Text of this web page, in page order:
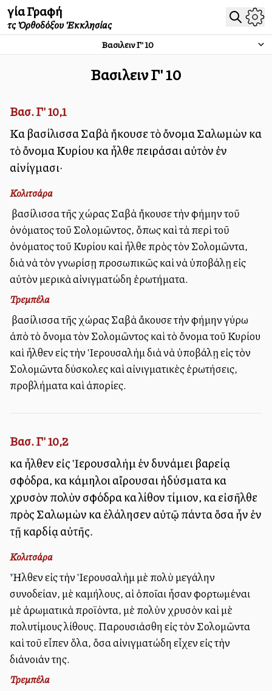
Ἁγία Γραφή
τῆς Ὀρθοδόξου Ἐκκλησίας
Βασιλειῶν Γ'10
Βασιλειῶν Γ'10
Βασ. Γ' 10,1
Καὶ βασίλισσα Σαβὰ ἤκουσε τὸ ὄνομα Σαλωμὼν καὶ
τὸ ὄνομα Κυρίου καὶ ἦλθε πειράσαι αὐτὸν ἐν
αἰνίγμασι·
Κολιτσάρα
Ἡ βασίλισσα τῆς χώρας Σαβὰ ἤκουσε τὴν φήμην τοῦ
ὀνόματος τοῦ Σολομῶντος, ὅπως καὶ τὰ περὶ τοῦ
ὀνόματος τοῦ Κυρίου καὶ ἦλθε πρὸς τὸν Σολομῶντα,
διὰ νὰ τὸν γνωρίσῃ προσωπικῶς καὶ νὰ ὑποβάλῃ εἰς
αὐτὸν μερικὰ αἰνιγματώδη ἐρωτήματα.
Τρεμπέλα
Ἡ βασίλισσα τῆς χώρας Σαβὰ ἄκουσε τὴν φήμην γύρω
ἀπὸ τὸ ὄνομα τὸν Σολομῶντος καὶ τὸ ὄνομα τοῦ Κυρίου
καὶ ἦλθεν εἰς τὴν Ἱερουσαλὴμ διὰ νὰ ὑποβάλῃ εἰς τὸν
Σολομῶντα δύσκολες καὶ αἰνιγματικὲς ἐρωτήσεις,
προβλήματα καὶ ἀπορίες.
Βασ. Γ' 10,2
καὶ ἦλθεν εἰς Ἱερουσαλὴμ ἐν δυνάμει βαρείᾳ
σφόδρα, καὶ κάμηλοι αἴρουσαι ἡδύσματα καὶ
χρυσὸν πολὺν σφόδρα καὶ λίθον τίμιον, καὶ εἰσῆλθε
πρὸς Σαλωμὼν καὶ ἐλάλησεν αὐτῷ πάντα ὅσα ἦν ἐν
τῇ καρδίᾳ αὐτῆς.
Κολιτσάρα
Ἦλθεν εἰς τὴν Ἱερουσαλὴμ μὲ πολὺ μεγάλην
συνοδείαν, μὲ καμήλους, αἱ ὁποῖαι ἦσαν φορτωμέναι
μὲ ἀρωματικὰ προϊόντα, μὲ πολὺν χρυσὸν καὶ μὲ
πολυτίμους λίθους. Παρουσιάσθη εἰς τὸν Σολομῶντα
καὶ τοῦ εἶπεν ὅλα, ὅσα αἰνιγματώδη εἶχεν εἰς τὴν
διάνοιάν της.
Τρεμπέλα